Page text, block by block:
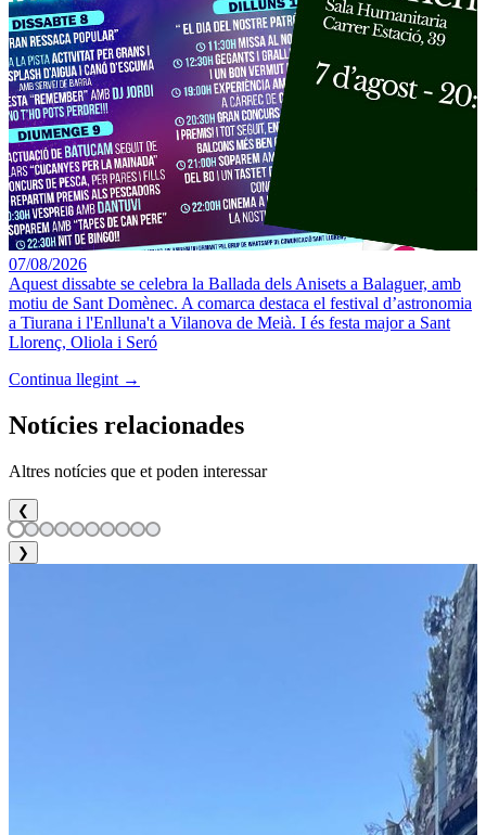
07/08/2026
Aquest dissabte se celebra la Ballada dels Anisets a Balaguer, amb
motiu de Sant Domènec. A comarca destaca el festival d’astronomia
a Tiurana i l'Enlluna't a Vilanova de Meià. I és festa major a Sant
Llorenç, Oliola i Seró
Continua llegint →
Notícies relacionades
Altres notícies que et poden interessar
❮
❯